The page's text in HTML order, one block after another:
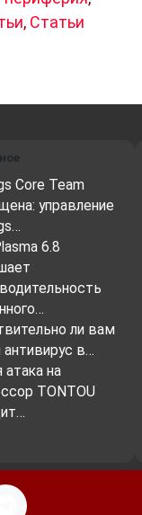
, Статьи
Core Team
управление
6.8
ли вам
антивирус в…
атака на
TONTOU